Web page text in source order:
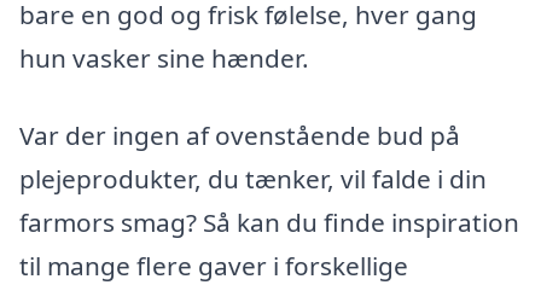
bare en god og frisk følelse, hver gang
hun vasker sine hænder.
Var der ingen af ovenstående bud på
plejeprodukter, du tænker, vil falde i din
farmors smag? Så kan du finde inspiration
til mange flere gaver i forskellige